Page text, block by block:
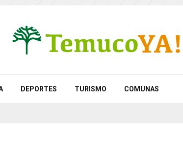
DEPORTES TURISMO COMUNAS